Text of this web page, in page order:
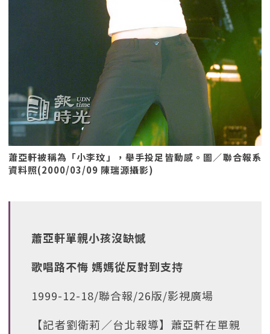
蕭亞軒被稱為「小李玟」，舉手投足皆動感。圖／聯合報系
資料照(2000/03/09 陳瑞源攝影)
蕭亞軒單親小孩沒缺憾
歌唱路不悔 媽媽從反對到支持
1999-12-18/聯合報/26版/影視廣場
【記者劉衛莉∕台北報導】蕭亞軒在單親